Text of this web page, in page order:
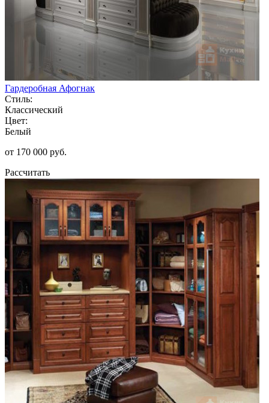
Гардеробная Афогнак
Стиль:
Классический
Цвет:
Белый
от 170 000 руб.
Рассчитать